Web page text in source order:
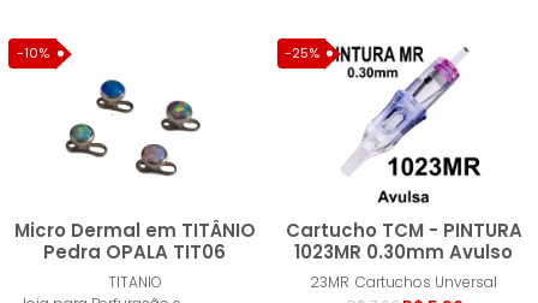
-10%
Micro Dermal em TITÂNIO
Pedra OPALA TIT06
TITANIO
-25%
Cartucho TCM - PINTURA
1023MR 0.30mm Avulso
23MR Cartuchos Unversal